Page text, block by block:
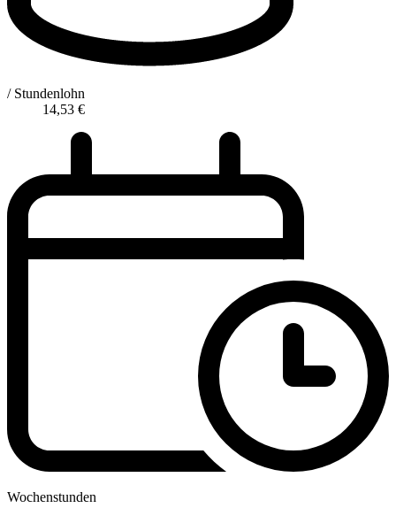
/ Stundenlohn
14,53 €
Wochenstunden